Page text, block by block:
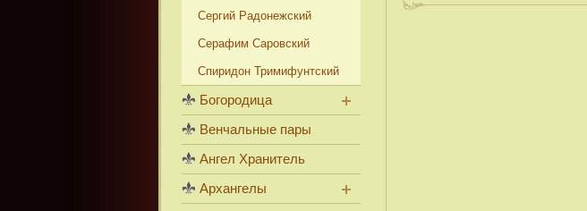
Сергий Радонежский
Серафим Саровский
Спиридон Тримифунтский
Богородица
Венчальные пары
Ангел Хранитель
Архангелы